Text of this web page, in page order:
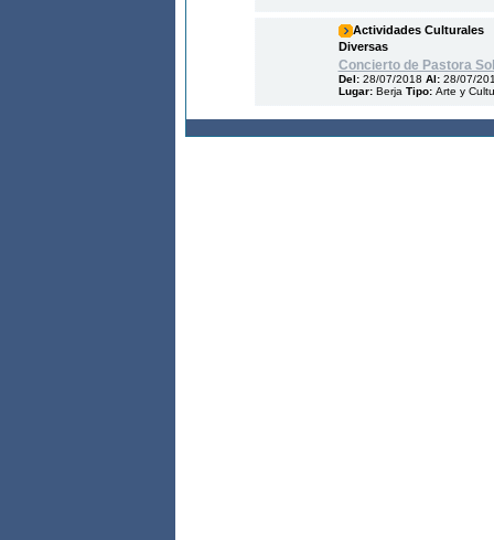
Actividades Culturales
Diversas
Concierto de Pastora
Del: 28/07/2018 Al: 28/07/
Lugar: Berja Tipo: Arte y